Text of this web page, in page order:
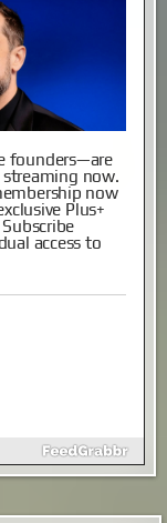
2010
толпой
в
и громко,
и в поселке
и
мы
в
был найден